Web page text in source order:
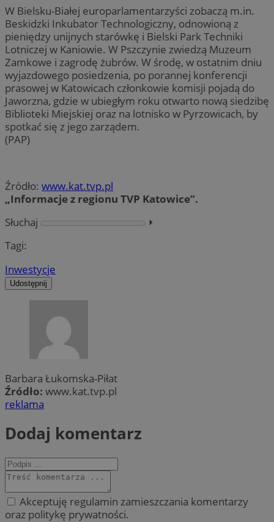
W Bielsku-Białej europarlamentarzyści zobaczą m.in.
Beskidzki Inkubator Technologiczny, odnowioną z
pieniędzy unijnych starówkę i Bielski Park Techniki
Lotniczej w Kaniowie. W Pszczynie zwiedzą Muzeum
Zamkowe i zagrodę żubrów. W środę, w ostatnim dniu
wyjazdowego posiedzenia, po porannej konferencji
prasowej w Katowicach członkowie komisji pojadą do
Jaworzna, gdzie w ubiegłym roku otwarto nową siedzibę
Biblioteki Miejskiej oraz na lotnisko w Pyrzowicach, by
spotkać się z jego zarządem.
(PAP)
Źródło: www.kat.tvp.pl
„Informacje z regionu TVP Katowice”.
Słuchaj
⏵︎
Tagi:
Inwestycje
Udostępnij
Barbara Łukomska-Piłat
Źródło: www.kat.tvp.pl
reklama
Dodaj komentarz
Akceptuję regulamin zamieszczania komentarzy
oraz politykę prywatności.